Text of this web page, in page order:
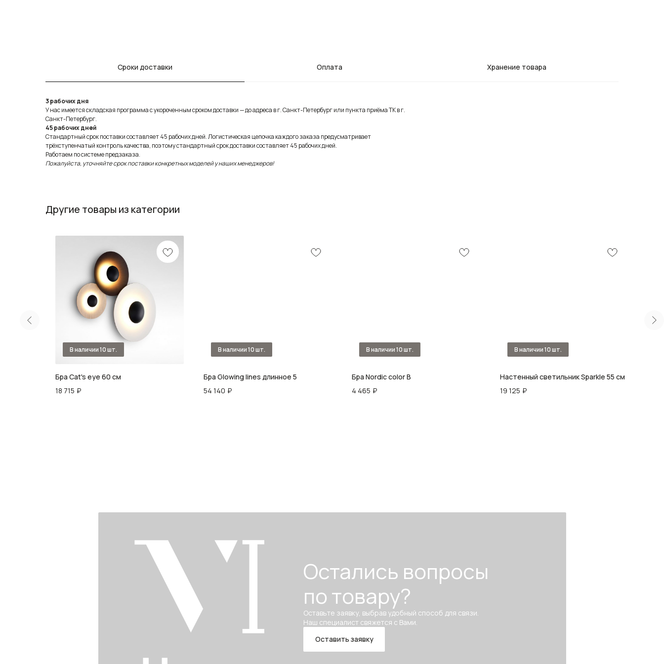
Сроки доставки Оплата Хранение товара
3 рабочих дня
У нас имеется складская программа с укороченным сроком доставки — до адреса в г. Санкт-Петербург или пункта приёма ТК в г.
Санкт-Петербург.
45 рабочих дней
Стандартный срок поставки составляет 45 рабочих дней. Логистическая цепочка каждого заказа предусматривает
трёхступенчатый контроль качества, поэтому стандартный срок доставки составляет 45 рабочих дней.
Работаем по системе предзаказа.
Пожалуйста, уточняйте срок поставки конкретных моделей у наших менеджеров!
Другие товары из категории
Бра Cat's eye 60 см
18 715 ₽
Бра Glowing lines длинное 5
54 140 ₽
Бра Nordic color B
4 465 ₽
Настенный светильник Sparkle 55 см
19 125 ₽
Остались вопросы
по товару?
Оставьте заявку, выбрав удобный способ для связи.
Наш специалист свяжется с Вами.
Оставить заявку